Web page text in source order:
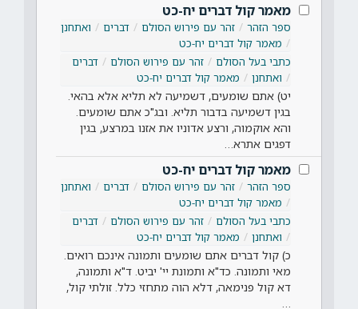
מאמר קול דברים יח-כט
ספר הזהר זהר עם פירוש הסולם דברים
ואתחנן
מאמר קול דברים יח-כט
כתבי בעל הסולם
זהר עם פירוש הסולם
דברים
ואתחנן
מאמר קול דברים יח-כט
יט) אתם שומעים, דשמיעה לא תליא אלא בהאי.
בגין דשמיעה בדבור תליא. ובג"כ אתם שומעים.
והא אוקמוה, ורצע אדוניו את אזנו במרצע, בגין
דפגים אתרא…
מאמר קול דברים יח-כט
ספר הזהר זהר עם פירוש הסולם דברים
ואתחנן
מאמר קול דברים יח-כט
כתבי בעל הסולם
זהר עם פירוש הסולם
דברים
ואתחנן
מאמר קול דברים יח-כט
כ) קול דברים אתם שומעים ותמונה אינכם רואים.
מאי ותמונה. כד"א ותמונת יי' יביט. ד"א ותמונה,
דא קול פנימאה, דלא הוה מתחזי כלל. זולתי קול,